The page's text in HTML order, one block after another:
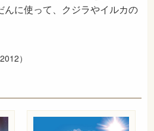
んに使って、クジラやイルカの
）